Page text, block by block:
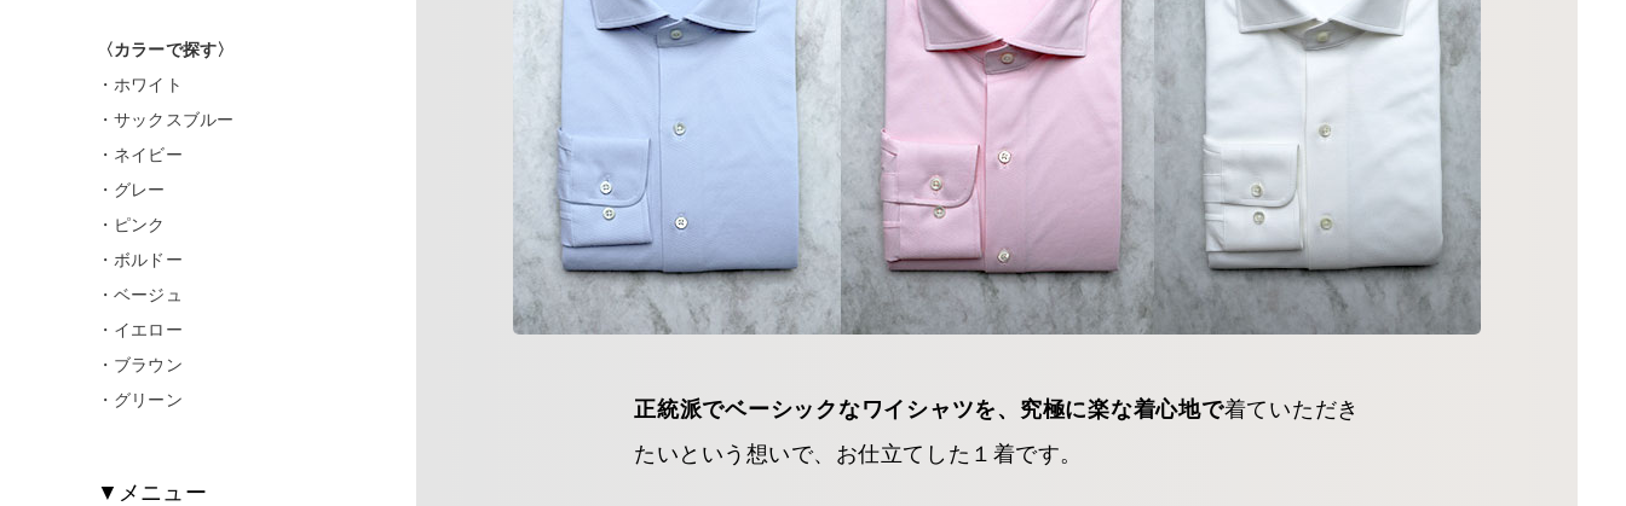
〈カラーで探す〉
・ホワイト
・サックスブルー
・ネイビー
・グレー
・ピンク
・ボルドー
・ベージュ
・イエロー
・ブラウン
・グリーン
▼メニュー
正統派でベーシックなワイシャツを、究極に楽な着心地で着ていただき
たいという想いで、お仕立てした１着です。